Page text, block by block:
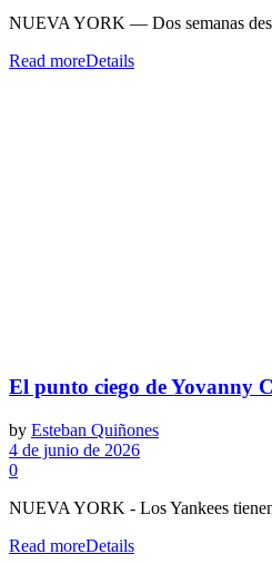
NUEVA YORK — Dos semanas
Read moreDetails
El punto ciego de Yovanny
by Esteban Quiñones
4 de junio de 2026
0
NUEVA YORK - Los Yankees
Read moreDetails